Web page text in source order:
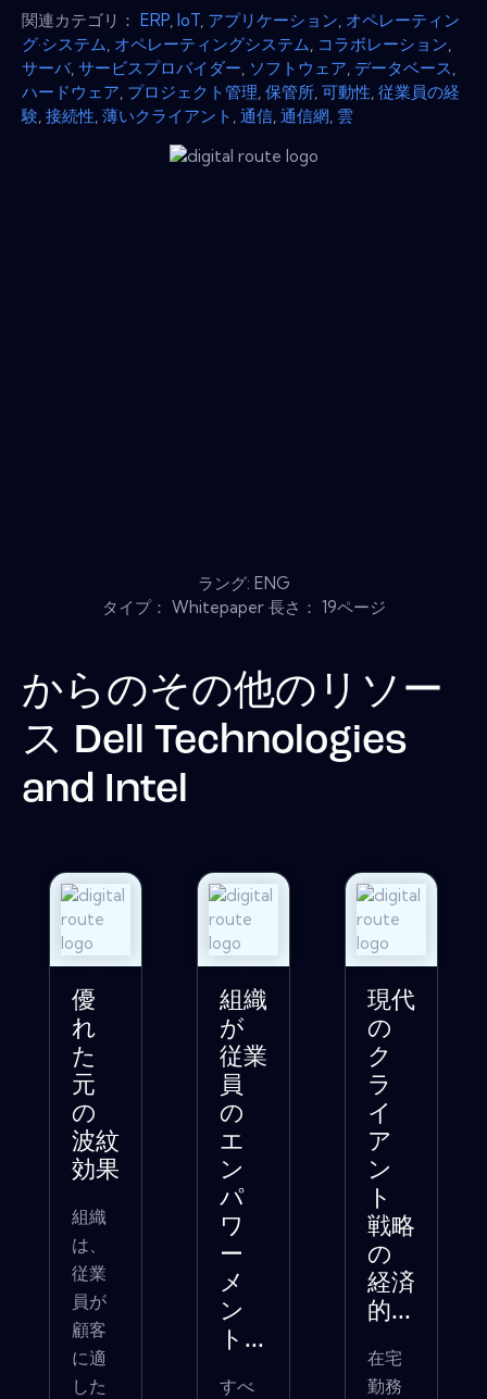
関連カテゴリ： ERP IoT アプリケーション オペレーティン
グ·システム オペレーティングシステム コラボレーション
サーバ, サービスプロバイダー ソフトウェア データベース
ハードウェア プロジェクト管理 保管所 可動性 従業員の経
験 接続性 薄いクライアント 通信 通信網 雲
ラング: ENG
タイプ： Whitepaper 長さ： 19ページ
からのその他のリソー
ス Dell Technologies
and Intel
優
れ
た
元
の
波紋
効果
組織
は、
従業
員が
顧客
に適
した
組織
が
従業
員
の
エ
ン
パ
ワ
ー
メ
ン
ト...
すべ
現代
の
ク
ラ
イ
ア
ン
ト
戦略
の
経済
的...
在宅
勤務